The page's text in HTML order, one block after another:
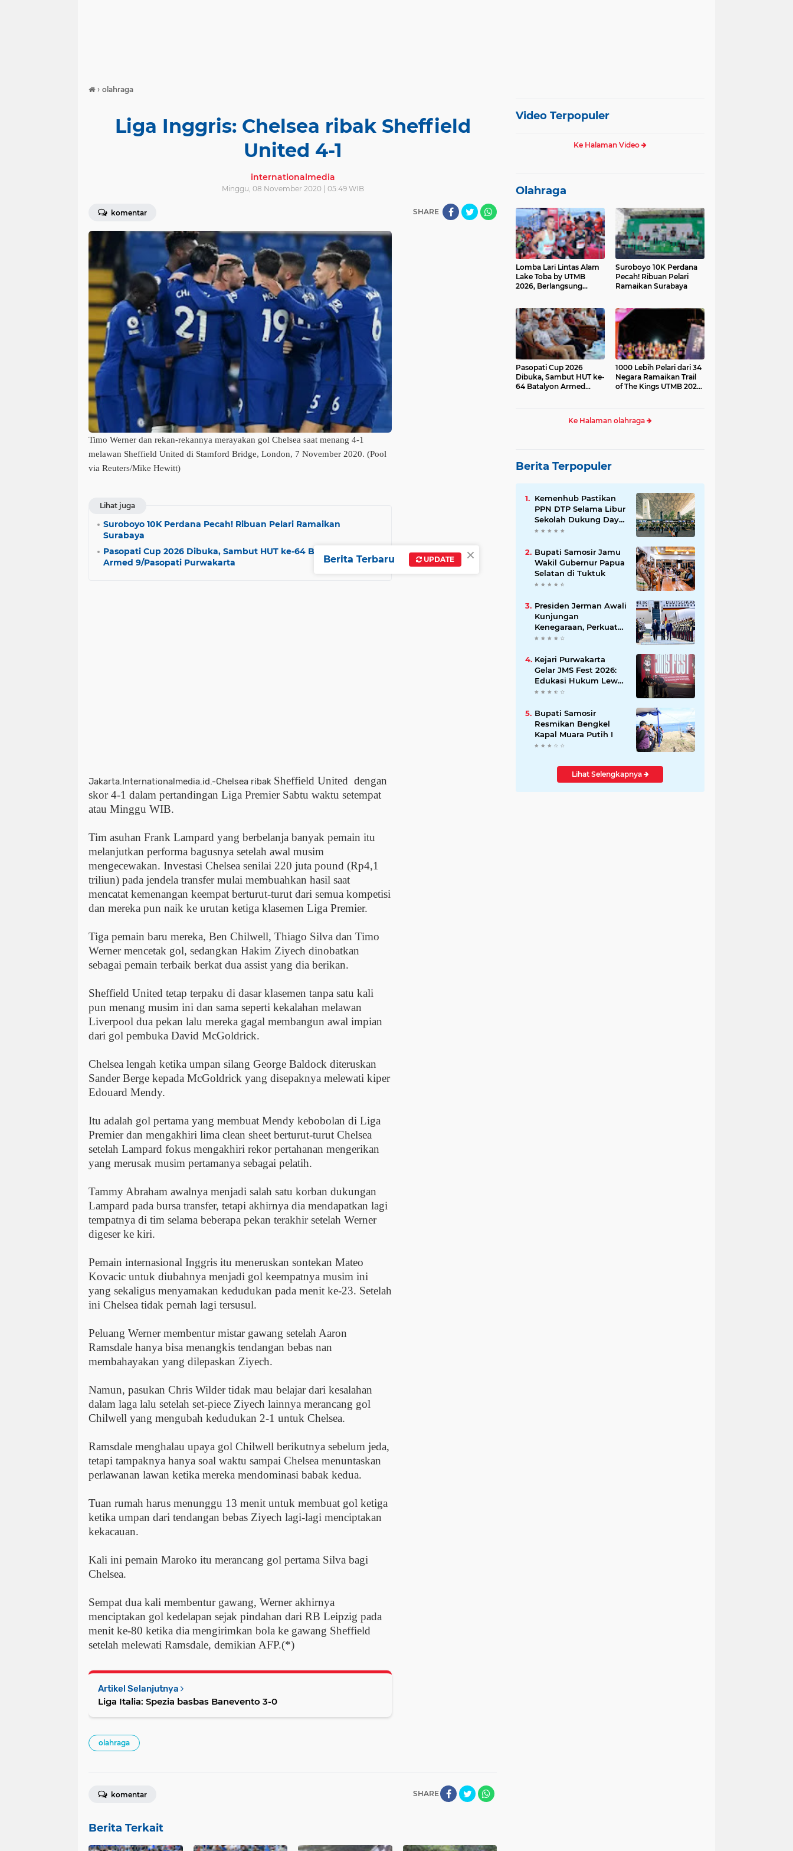
› olahraga
Liga Inggris: Chelsea ribak Sheffield
United 4-1
internationalmedia
Minggu, 08 November 2020 | 05:49 WIB
komentar SHARE
Timo Werner dan rekan-rekannya merayakan gol Chelsea saat menang 4-1
melawan Sheffield United di Stamford Bridge, London, 7 November 2020. (Pool
via Reuters/Mike Hewitt)
Lihat juga
Suroboyo 10K Perdana Pecah! Ribuan Pelari Ramaikan
Surabaya
Pasopati Cup 2026 Dibuka, Sambut HUT ke-64 Batalyon
Armed 9/Pasopati Purwakarta ​
Jakarta.Internationalmedia.id.-Chelsea ribak Sheffield United dengan
skor 4-1 dalam pertandingan Liga Premier Sabtu waktu setempat
atau Minggu WIB.
Tim asuhan Frank Lampard yang berbelanja banyak pemain itu
melanjutkan performa bagusnya setelah awal musim
mengecewakan. Investasi Chelsea senilai 220 juta pound (Rp4,1
triliun) pada jendela transfer mulai membuahkan hasil saat
mencatat kemenangan keempat berturut-turut dari semua kompetisi
dan mereka pun naik ke urutan ketiga klasemen Liga Premier.
Tiga pemain baru mereka, Ben Chilwell, Thiago Silva dan Timo
Werner mencetak gol, sedangkan Hakim Ziyech dinobatkan
sebagai pemain terbaik berkat dua assist yang dia berikan.
Sheffield United tetap terpaku di dasar klasemen tanpa satu kali
pun menang musim ini dan sama seperti kekalahan melawan
Liverpool dua pekan lalu mereka gagal membangun awal impian
dari gol pembuka David McGoldrick.
Chelsea lengah ketika umpan silang George Baldock diteruskan
Sander Berge kepada McGoldrick yang disepaknya melewati kiper
Edouard Mendy.
Itu adalah gol pertama yang membuat Mendy kebobolan di Liga
Premier dan mengakhiri lima clean sheet berturut-turut Chelsea
setelah Lampard fokus mengakhiri rekor pertahanan mengerikan
yang merusak musim pertamanya sebagai pelatih.
Tammy Abraham awalnya menjadi salah satu korban dukungan
Lampard pada bursa transfer, tetapi akhirnya dia mendapatkan lagi
tempatnya di tim selama beberapa pekan terakhir setelah Werner
digeser ke kiri.
Pemain internasional Inggris itu meneruskan sontekan Mateo
Kovacic untuk diubahnya menjadi gol keempatnya musim ini
yang sekaligus menyamakan kedudukan pada menit ke-23. Setelah
ini Chelsea tidak pernah lagi tersusul.
Peluang Werner membentur mistar gawang setelah Aaron
Ramsdale hanya bisa menangkis tendangan bebas nan
membahayakan yang dilepaskan Ziyech.
Namun, pasukan Chris Wilder tidak mau belajar dari kesalahan
dalam laga lalu setelah set-piece Ziyech lainnya merancang gol
Chilwell yang mengubah kedudukan 2-1 untuk Chelsea.
Ramsdale menghalau upaya gol Chilwell berikutnya sebelum jeda,
tetapi tampaknya hanya soal waktu sampai Chelsea menuntaskan
perlawanan lawan ketika mereka mendominasi babak kedua.
Tuan rumah harus menunggu 13 menit untuk membuat gol ketiga
ketika umpan dari tendangan bebas Ziyech lagi-lagi menciptakan
kekacauan.
Kali ini pemain Maroko itu merancang gol pertama Silva bagi
Chelsea.
Sempat dua kali membentur gawang, Werner akhirnya
menciptakan gol kedelapan sejak pindahan dari RB Leipzig pada
menit ke-80 ketika dia mengirimkan bola ke gawang Sheffield
setelah melewati Ramsdale, demikian AFP.(*)
Artikel Selanjutnya
Liga Italia: Spezia basbas Banevento 3-0
olahraga
SHARE
komentar
Berita Terkait
Video Terpopuler
Ke Halaman Video
Olahraga
Lomba Lari Lintas Alam
Lake Toba by UTMB
2026, Berlangsung
Suroboyo 10K Perdana
Pecah! Ribuan Pelari
Ramaikan Surabaya
Pasopati Cup 2026
Dibuka, Sambut HUT ke-
64 Batalyon Armed
1000 Lebih Pelari dari 34
Negara Ramaikan Trail
of The Kings UTMB 2026
Ke Halaman olahraga
Berita Terpopuler
Kemenhub Pastikan
PPN DTP Selama Libur
Sekolah Dukung Daya
Beli Masyarakat
Bupati Samosir Jamu
Wakil Gubernur Papua
Selatan di Tuktuk
Presiden Jerman Awali
Kunjungan
Kenegaraan, Perkuat
Kemitraan Strategis
Kejari Purwakarta
Gelar JMS Fest 2026:
Edukasi Hukum Lewat
Kreativitas Pelajar
Bupati Samosir
Resmikan Bengkel
Kapal Muara Putih I
Lihat Selengkapnya
×
Berita Terbaru UPDATE